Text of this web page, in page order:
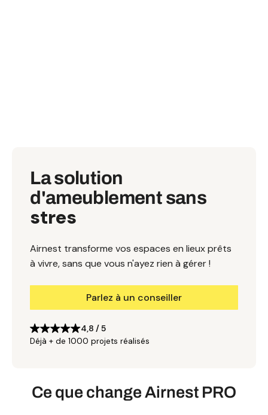
La solution
d'ameublement sans
imprévu.
Airnest transforme vos espaces en lieux prêts
à vivre, sans que vous n'ayez rien à gérer !
Parlez à un conseiller
4,8 / 5
Déjà + de 1000 projets réalisés
Ce que change Airnest PRO